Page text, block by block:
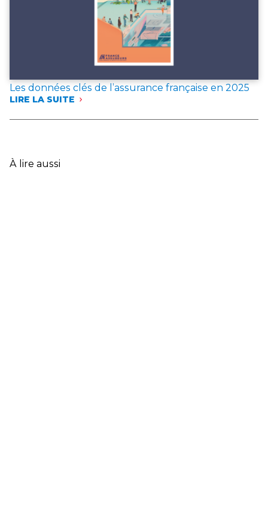
Les données clés de l’assurance française en 2025
LIRE LA SUITE
:
L’ASSURANCE
FRANÇAISE
À lire aussi